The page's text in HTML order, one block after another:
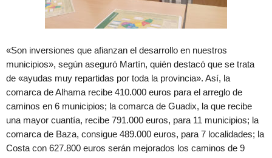
«Son inversiones que afianzan el desarrollo en nuestros
municipios», según aseguró Martín, quién destacó que se trata
de «ayudas muy repartidas por toda la provincia». Así, la
comarca de Alhama recibe 410.000 euros para el arreglo de
caminos en 6 municipios; la comarca de Guadix, la que recibe
una mayor cuantía, recibe 791.000 euros, para 11 municipios; la
comarca de Baza, consigue 489.000 euros, para 7 localidades; la
Costa con 627.800 euros serán mejorados los caminos de 9